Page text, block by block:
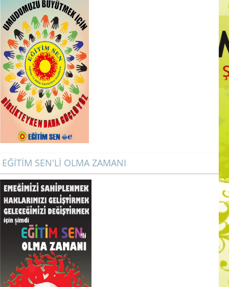
EĞİTİM SEN'Lİ OLMA ZAMANI